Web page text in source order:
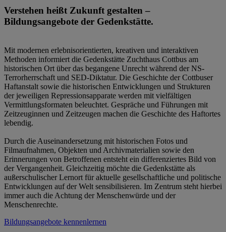
Verstehen heißt Zukunft gestalten –
Bildungsangebote der Gedenkstätte.
Mit modernen erlebnisorientierten, kreativen und interaktiven
Methoden informiert die Gedenkstätte Zuchthaus Cottbus am
historischen Ort über das begangene Unrecht während der NS-
Terrorherrschaft und SED-Diktatur. Die Geschichte der Cottbuser
Haftanstalt sowie die historischen Entwicklungen und Strukturen
der jeweiligen Repressionsapparate werden mit vielfältigen
Vermittlungsformaten beleuchtet. Gespräche und Führungen mit
Zeitzeuginnen und Zeitzeugen machen die Geschichte des Haftortes
lebendig.
Durch die Auseinandersetzung mit historischen Fotos und
Filmaufnahmen, Objekten und Archivmaterialien sowie den
Erinnerungen von Betroffenen entsteht ein differenziertes Bild von
der Vergangenheit. Gleichzeitig möchte die Gedenkstätte als
außerschulischer Lernort für aktuelle gesellschaftliche und politische
Entwicklungen auf der Welt sensibilisieren. Im Zentrum steht hierbei
immer auch die Achtung der Menschenwürde und der
Menschenrechte.
Bildungsangebote kennenlernen